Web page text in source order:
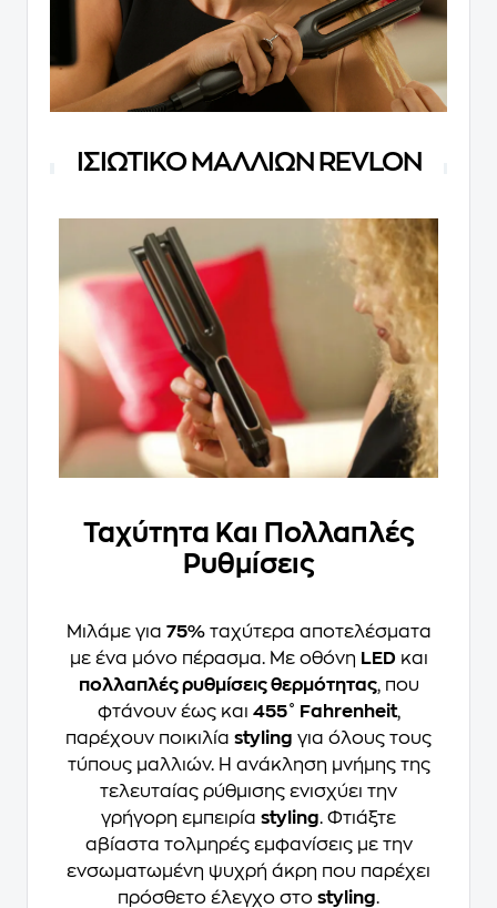
ΙΣΙΩΤΙΚΟ ΜΑΛΛΙΩΝ REVLON
Ταχύτητα Και Πολλαπλές
Ρυθμίσεις
Μιλάμε για 75%ταχύτερα αποτελέσματα
με ένα μόνο πέρασμα. Με οθόνη LEDκαι
πολλαπλές ρυθμίσεις θερμότητας, που
φτάνουν έως και 455˚ Fahrenheit,
παρέχουν ποικιλία styling για όλους τους
τύπους μαλλιών. Η ανάκληση μνήμης της
τελευταίας ρύθμισης ενισχύει την
γρήγορη εμπειρία styling. Φτιάξτε
αβίαστα τολμηρές εμφανίσεις με την
ενσωματωμένη ψυχρή άκρη που παρέχει
πρόσθετο έλεγχο στο styling.